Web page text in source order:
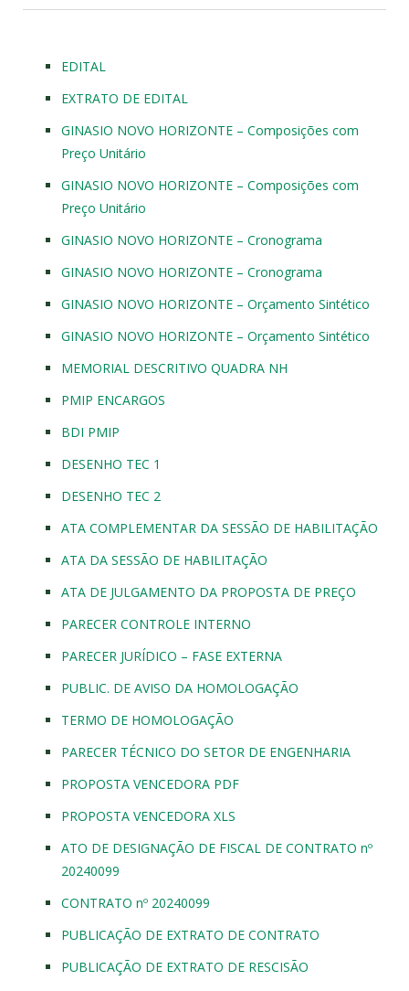
EDITAL
EXTRATO DE EDITAL
GINASIO NOVO HORIZONTE – Composições com
Preço Unitário
GINASIO NOVO HORIZONTE – Composições com
Preço Unitário
GINASIO NOVO HORIZONTE – Cronograma
GINASIO NOVO HORIZONTE – Cronograma
GINASIO NOVO HORIZONTE – Orçamento Sintético
GINASIO NOVO HORIZONTE – Orçamento Sintético
MEMORIAL DESCRITIVO QUADRA NH
PMIP ENCARGOS
BDI PMIP
DESENHO TEC 1
DESENHO TEC 2
ATA COMPLEMENTAR DA SESSÃO DE HABILITAÇÃO
ATA DA SESSÃO DE HABILITAÇÃO
ATA DE JULGAMENTO DA PROPOSTA DE PREÇO
PARECER CONTROLE INTERNO
PARECER JURÍDICO – FASE EXTERNA
PUBLIC. DE AVISO DA HOMOLOGAÇÃO
TERMO DE HOMOLOGAÇÃO
PARECER TÉCNICO DO SETOR DE ENGENHARIA
PROPOSTA VENCEDORA PDF
PROPOSTA VENCEDORA XLS
ATO DE DESIGNAÇÃO DE FISCAL DE CONTRATO nº
20240099
CONTRATO nº 20240099
PUBLICAÇÃO DE EXTRATO DE CONTRATO
PUBLICAÇÃO DE EXTRATO DE RESCISÃO